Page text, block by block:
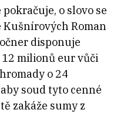
o slovo se
Roman
disponuje
milionů eur vůči
o 24
soud tyto cenné
zakáže sumy z